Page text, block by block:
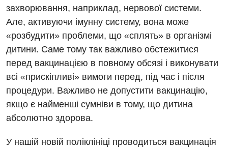
захворювання, наприклад, нервової системи.
Але, активуючи імунну систему, вона може
«розбудити» проблеми, що «сплять» в організмі
дитини. Саме тому так важливо обстежитися
перед вакцинацією в повному обсязі і виконувати
всі «прискіпливі» вимоги перед, під час і після
процедури. Важливо не допустити вакцинацію,
якщо є найменші сумніви в тому, що дитина
абсолютно здорова.
У нашій новій поліклініці проводиться вакцинація